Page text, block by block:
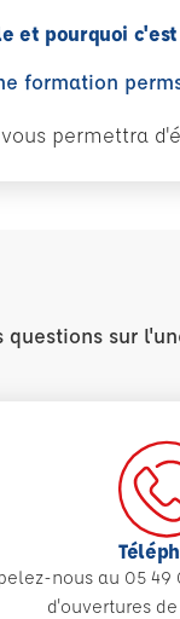
et pourquoi
formation
permettra
questions sur
nous au 05 49
d'ouvertures